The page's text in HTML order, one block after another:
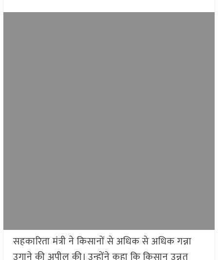
सहकारिता मंत्री ने किसानों से अधिक से अधिक गन्ना